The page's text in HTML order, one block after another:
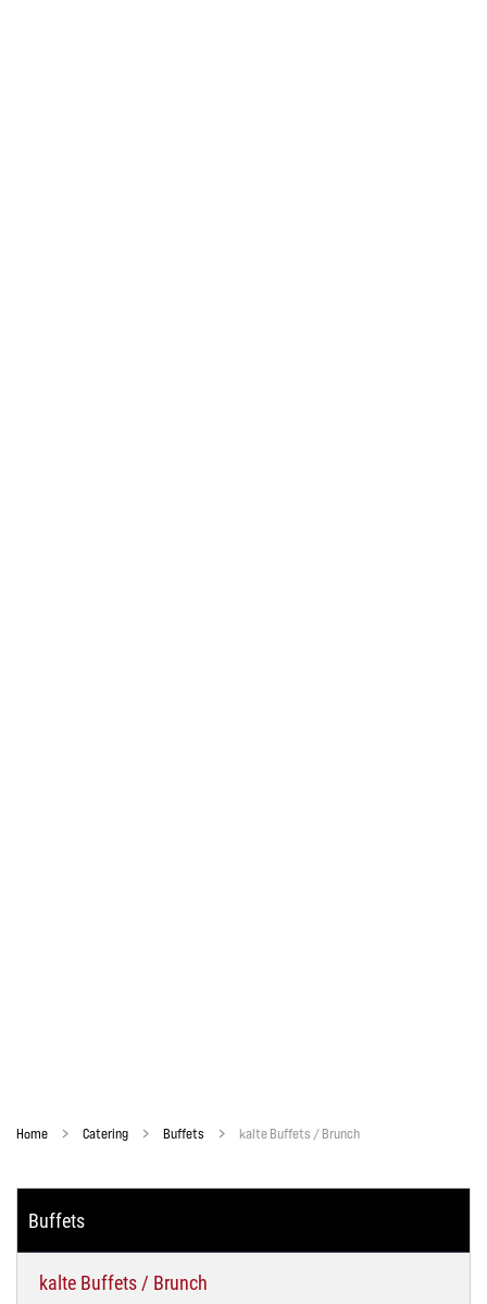
Home Catering Buffets kalte Buffets / Brunch
Buffets
kalte Buffets / Brunch